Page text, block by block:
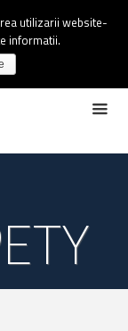
utilizarii website-
informatii.